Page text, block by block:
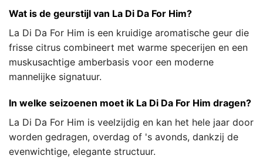
Wat is de geurstijl van La Di Da For Him?
La Di Da For Him is een kruidige aromatische geur die
frisse citrus combineert met warme specerijen en een
muskusachtige amberbasis voor een moderne
mannelijke signatuur.
In welke seizoenen moet ik La Di Da For Him dragen?
La Di Da For Him is veelzijdig en kan het hele jaar door
worden gedragen, overdag of 's avonds, dankzij de
evenwichtige, elegante structuur.